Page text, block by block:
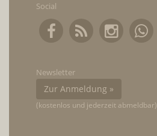
Social
Newsletter
Zur Anmeldung »
(kostenlos und jederzeit abmeldbar)